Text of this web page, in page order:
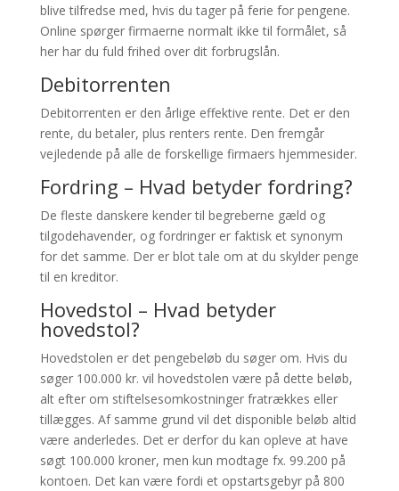
blive tilfredse med, hvis du tager på ferie for pengene.
Online spørger firmaerne normalt ikke til formålet, så
her har du fuld frihed over dit forbrugslån.
Debitorrenten
Debitorrenten er den årlige effektive rente. Det er den
rente, du betaler, plus renters rente. Den fremgår
vejledende på alle de forskellige firmaers hjemmesider.
Fordring – Hvad betyder fordring?
De fleste danskere kender til begreberne gæld og
tilgodehavender, og fordringer er faktisk et synonym
for det samme. Der er blot tale om at du skylder penge
til en kreditor.
Hovedstol – Hvad betyder
hovedstol?
Hovedstolen er det pengebeløb du søger om. Hvis du
søger 100.000 kr. vil hovedstolen være på dette beløb,
alt efter om stiftelsesomkostninger fratrækkes eller
tillægges. Af samme grund vil det disponible beløb altid
være anderledes. Det er derfor du kan opleve at have
søgt 100.000 kroner, men kun modtage fx. 99.200 på
kontoen. Det kan være fordi et opstartsgebyr på 800